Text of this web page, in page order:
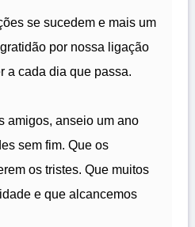
se sucedem e mais um
por nossa ligação
a cada dia que passa.
amigos, anseio um ano
sem fim. Que os
os tristes. Que muitos
e que alcancemos